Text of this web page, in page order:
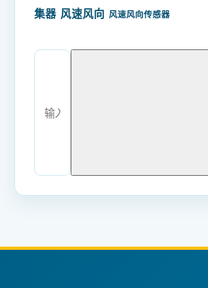
集器 风速风向 风速风向传感器